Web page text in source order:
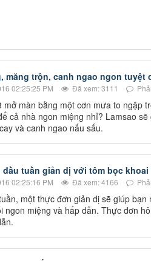
măng trộn, canh ngao ngon tuyệt
02:25:25 PM Đã xem: 3111
mở màn bằng một cơn mưa to ngập
cả nhà ngon miệng nhỉ? Lamsao
và canh ngao nấu sấu.
tuần giản dị với tôm bọc khoai
02:25:16 PM Đã xem: 4166
một thực đơn giản dị sẽ giúp
ngon miệng và hấp dẫn. Thực đơn